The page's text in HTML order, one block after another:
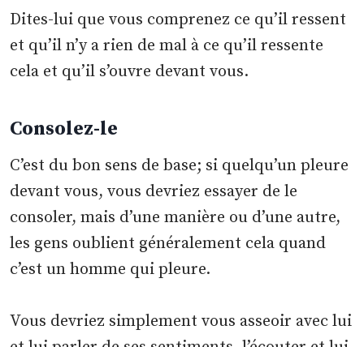
Dites-lui que vous comprenez ce qu’il ressent
et qu’il n’y a rien de mal à ce qu’il ressente
cela et qu’il s’ouvre devant vous.
Consolez-le
C’est du bon sens de base; si quelqu’un pleure
devant vous, vous devriez essayer de le
consoler, mais d’une manière ou d’une autre,
les gens oublient généralement cela quand
c’est un homme qui pleure.
Vous devriez simplement vous asseoir avec lui